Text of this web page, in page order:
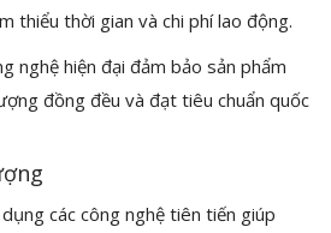
thiểu thời gian và chi phí lao động.
nghệ hiện đại đảm bảo sản phẩm
đồng đều và đạt tiêu chuẩn quốc
các công nghệ tiên tiến giúp